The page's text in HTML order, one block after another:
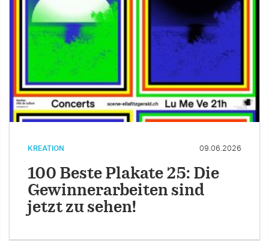
KREATION 09.06.2026
100 Beste Plakate 25: Die
Gewinnerarbeiten sind
jetzt zu sehen!